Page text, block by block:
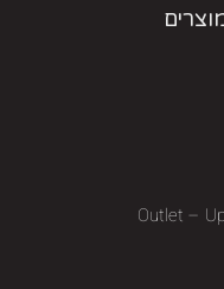
Outlet –